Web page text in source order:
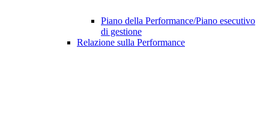
Piano della Performance/Piano esecutivo
di gestione
Relazione sulla Performance